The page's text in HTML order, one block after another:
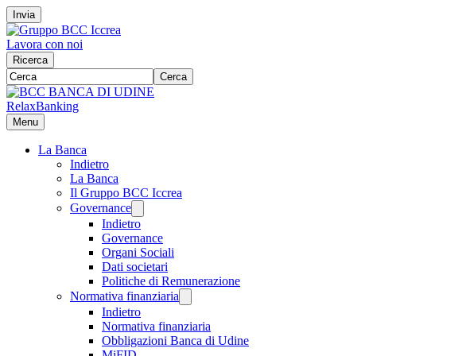
Invia
Lavora con noi
Ricerca
Cerca
RelaxBanking
Menu
La Banca
Indietro
La Banca
Il Gruppo BCC Iccrea
Governance
Indietro
Governance
Organi Sociali
Dati societari
Politiche di Remunerazione
Normativa finanziaria
Indietro
Normativa finanziaria
Obbligazioni Banca di Udine